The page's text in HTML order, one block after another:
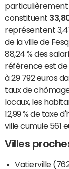
particulièrement
constituent
représentent
de la ville de
88,24 % des
référence est de
à 29 792 euros
taux de
locaux, les
12,99 % de taxe
ville cumule 561
Villes
Vatierville